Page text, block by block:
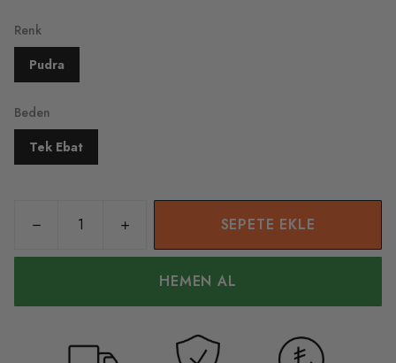
Renk
Pudra
Beden
Tek Ebat
SEPETE EKLE
HEMEN AL